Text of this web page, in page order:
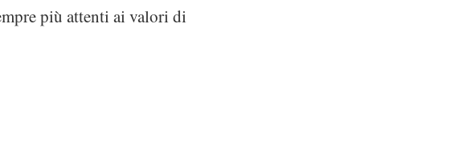
più attenti ai valori di